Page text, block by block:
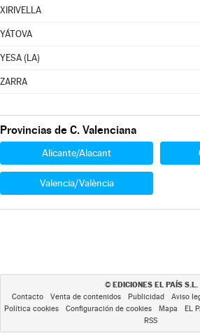
XIRIVELLA
YÁTOVA
YESA (LA)
ZARRA
Provincias de C. Valenciana
Alicante/Alacant
Valencia/València
© EDICIONES EL PAÍS S.L.
Contacto Venta de contenidos Publicidad Aviso
Política cookies
Configuración de cookies Mapa EL
RSS